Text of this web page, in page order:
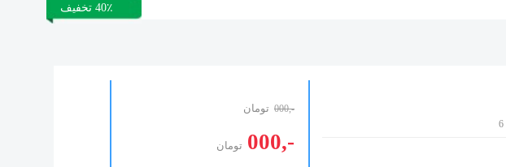
40٪ تخفیف
-,000 تومان
-,000 تومان